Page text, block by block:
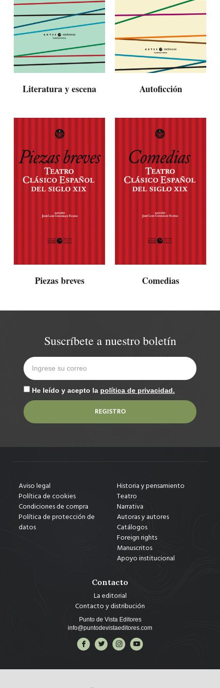
Literatura y escena Autoficción
Piezas breves Comedias
Suscríbete a nuestro boletín
He leído y acepto la política de privacidad.
REGISTRO
Aviso legal
Política de cookies
Condiciones de compra
Política de protección de
datos
Historia y pensamiento
Teatro
Narrativa
Autoras y autores
Catálogos
Foreign rights
Manuscritos
Apoyo institucional
Contacto
La editorial
Contacto y distribución
Punto de Vista Editores
info@puntodevistaeditores.com